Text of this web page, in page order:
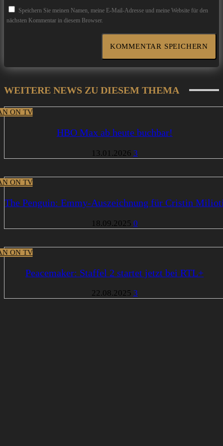
Speichern Sie meinen Namen, meine E-Mail-Adresse und meine Website für den
nächsten Kommentar in diesem Browser.
WEITERE NEWS ZU DIESEM THEMA
ON TV
HBO Max ab heute buchbar!
13.01.2026 3
ON TV
The Penguin: Emmy-Auszeichnung für Cristin
18.09.2025 0
ON TV
Peacemaker: Staffel 2 startet jetzt bei RTL+
22.08.2025 3